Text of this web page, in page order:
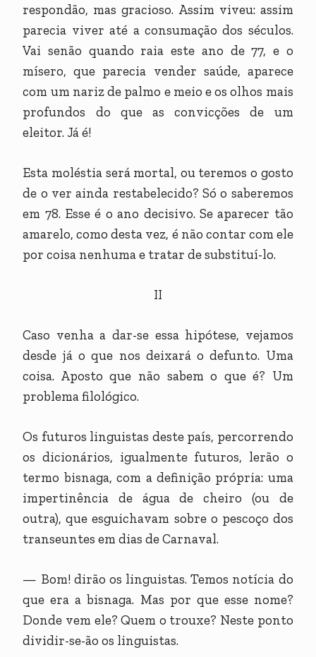
respondão, mas gracioso. Assim viveu: assim
parecia viver até a consumação dos séculos.
Vai senão quando raia este ano de 77, e o
mísero, que parecia vender saúde, aparece
com um nariz de palmo e meio e os olhos mais
profundos do que as convicções de um
eleitor. Já é!
Esta moléstia será mortal, ou teremos o gosto
de o ver ainda restabelecido? Só o saberemos
em 78. Esse é o ano decisivo. Se aparecer tão
amarelo, como desta vez, é não contar com ele
por coisa nenhuma e tratar de substituí-lo.
II
Caso venha a dar-se essa hipótese, vejamos
desde já o que nos deixará o defunto. Uma
coisa. Aposto que não sabem o que é? Um
problema filológico.
Os futuros linguistas deste país, percorrendo
os dicionários, igualmente futuros, lerão o
termo bisnaga, com a definição própria: uma
impertinência de água de cheiro (ou de
outra), que esguichavam sobre o pescoço dos
transeuntes em dias de Carnaval.
— Bom! dirão os linguistas. Temos notícia do
que era a bisnaga. Mas por que esse nome?
Donde vem ele? Quem o trouxe? Neste ponto
dividir-se-ão os linguistas.